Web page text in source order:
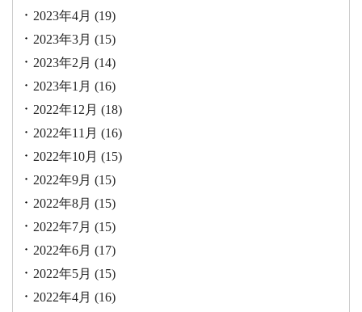
2023年4月 (19)
2023年3月 (15)
2023年2月 (14)
2023年1月 (16)
2022年12月 (18)
2022年11月 (16)
2022年10月 (15)
2022年9月 (15)
2022年8月 (15)
2022年7月 (15)
2022年6月 (17)
2022年5月 (15)
2022年4月 (16)